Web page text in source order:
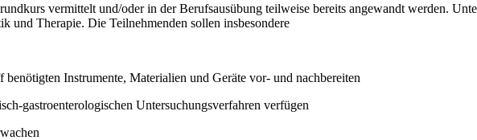
vermittelt und/oder in der Berufsausübung teilweise bereits angewandt werden.
und Therapie. Die Teilnehmenden sollen insbesondere
Instrumente, Materialien und Geräte vor- und nachbereiten
gastroenterologischen Untersuchungsverfahren verfügen